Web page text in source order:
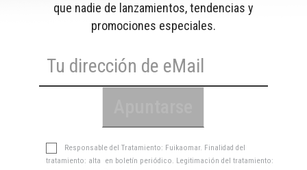
que nadie de lanzamientos, tendencias y
promociones especiales.
Responsable del Tratamiento: Fuikaomar. Finalidad del
tratamiento: alta en boletín periódico. Legitimación del tratamiento: